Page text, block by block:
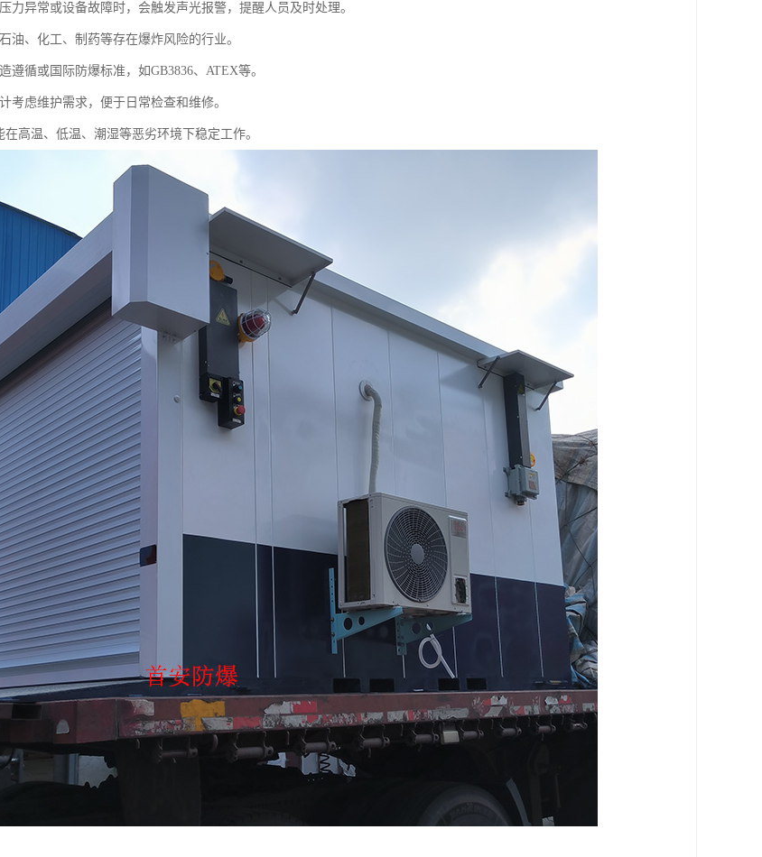
力异常或设备故障时，会触发声光报警，提醒人员及时处理。
油、化工、制药等存在爆炸风险的行业。
遵循或国际防爆标准，如GB3836、ATEX等。
考虑维护需求，便于日常检查和维修。
高温、低温、潮湿等恶劣环境下稳定工作。